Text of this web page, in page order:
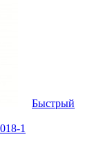
Быстрый
1